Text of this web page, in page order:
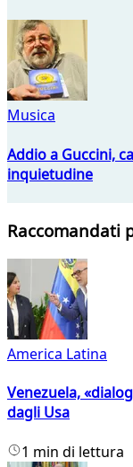
Musica
Addio a Guccini,
inquietudine
Raccomandati
America Latina
Venezuela,
dagli Usa
1 min di lettura